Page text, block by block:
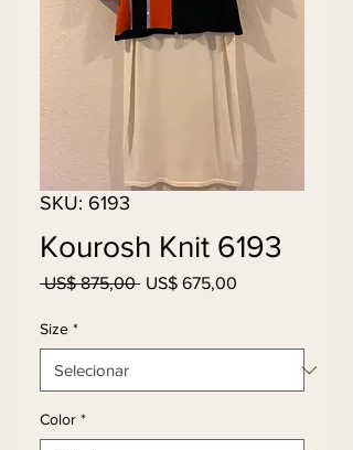
SKU: 6193
Kourosh Knit 6193
US$ 875,00 Preço
US$ 675,00
Size *
Color *